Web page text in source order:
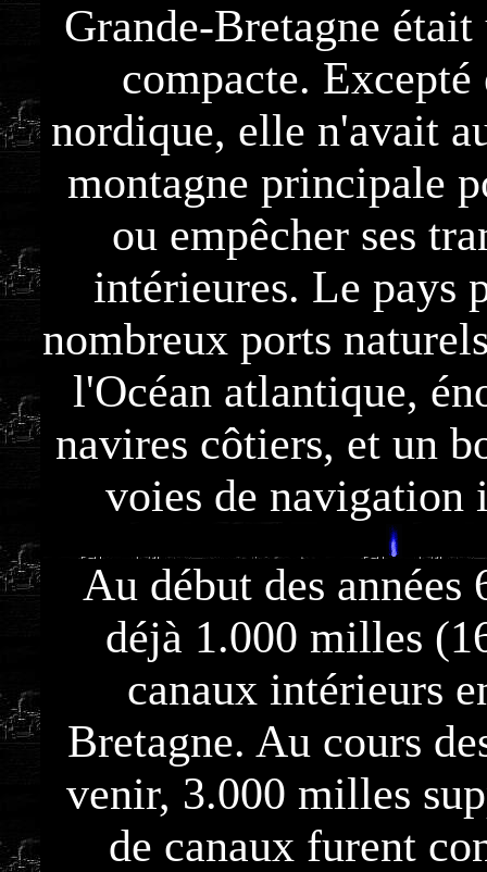
Grande-Bretagne
compacte. Excepté
nordique, elle n'avait
montagne principale
ou empêcher ses
intérieures. Le pays
nombreux ports
l'Océan atlantique,
navires côtiers, et un
voies de navigation
Au début des
déjà 1.000 milles
canaux intérieurs
Bretagne. Au cours
venir, 3.000 milles
de canaux furent